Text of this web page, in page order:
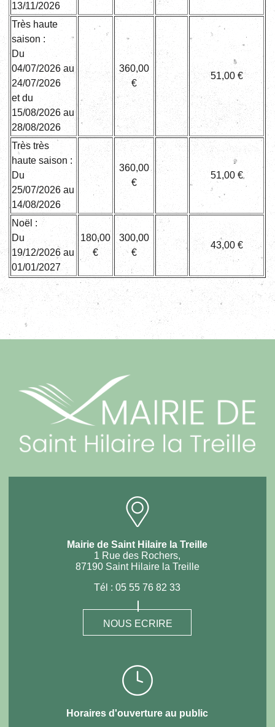
13/11/2026
Très haute
saison :
Du
04/07/2026 au
24/07/2026
et du
15/08/2026 au
28/08/2026
360,00
€
51,00 €
Très très
haute saison :
Du
25/07/2026 au
14/08/2026
360,00
€
51,00 €
Noël :
Du
19/12/2026 au
01/01/2027
180,00
€
300,00
€
43,00 €
Mairie de Saint Hilaire la Treille
1 Rue des Rochers,
87190 Saint Hilaire la Treille
Tél :05 55 76 82 33
NOUS ECRIRE
Horaires d'ouverture au public